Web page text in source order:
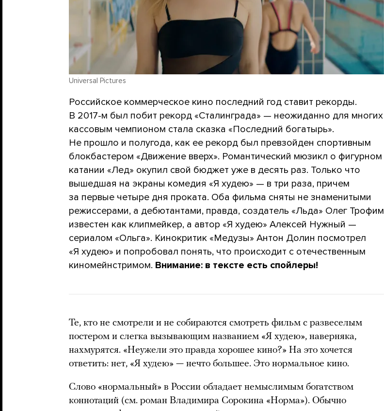
Universal Pictures
Российское коммерческое кино последний год ставит рекорды.
В 2017-м был побит рекорд «Сталинграда» — неожиданно для многих
кассовым чемпионом стала сказка «Последний богатырь».
Не прошло и полугода, как ее рекорд был превзойден спортивным
блокбастером «Движение вверх». Романтический мюзикл о фигурном
катании «Лед» окупил свой бюджет уже в десять раз. Только что
вышедшая на экраны комедия «Я худею» — в три раза, причем
за первые четыре дня проката. Оба фильма сняты не знаменитыми
режиссерами, а дебютантами, правда, создатель «Льда» Олег Трофим
известен как клипмейкер, а автор «Я худею» Алексей Нужный —
сериалом «Ольга». Кинокритик «Медузы» Антон Долин посмотрел
«Я худею» и попробовал понять, что происходит с отечественным
киномейнстримом. Внимание: в тексте есть спойлеры!
Те, кто не смотрели и не собираются смотреть фильм с развеселым
постером и слегка вызывающим названием «Я худею», наверняка,
нахмурятся. «Неужели это правда хорошее кино?» На это хочется
ответить: нет, «Я худею» — нечто большее. Это нормальное кино.
Слово «нормальный» в России обладает немыслимым богатством
коннотаций (см. роман Владимира Сорокина «Норма»). Обычно